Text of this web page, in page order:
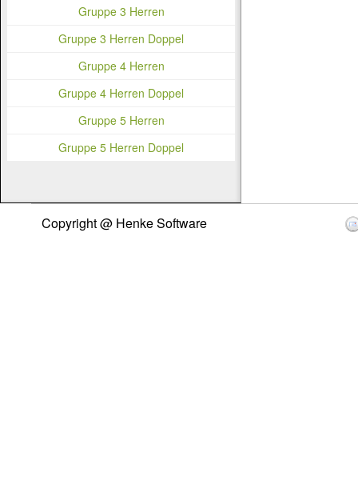
Gruppe 3 Herren
Gruppe 3 Herren Doppel
Gruppe 4 Herren
Gruppe 4 Herren Doppel
Gruppe 5 Herren
Gruppe 5 Herren Doppel
Copyright @ Henke Software